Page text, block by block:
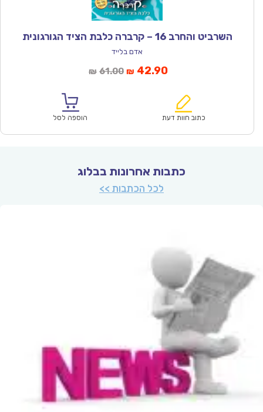
השרביט והחרב 16 – קרברה כלבת הציד הגורגונית
אדם בלייד
₪ 61.00המחיר
₪61.00.
₪ 42.90המחיר
הוא:
כתוב חוות דעת הוספה לסל
כתבות אחרונות בבלוג
לכל הכתבות >>